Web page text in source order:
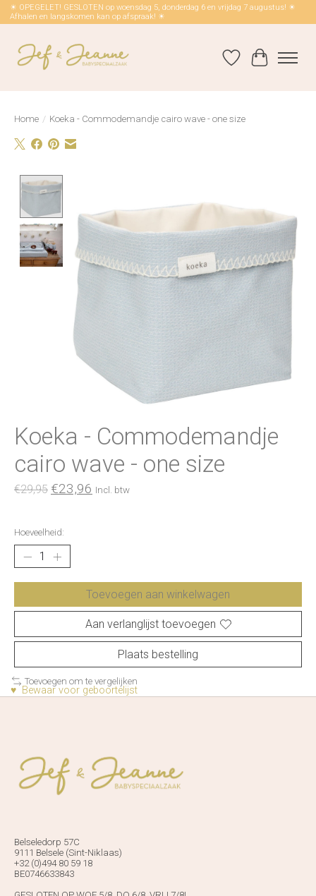
☀ OPEGELET! GESLOTEN op woensdag 5, donderdag 6 en vrijdag 7 augustus! ☀
Afhalen en langskomen kan op afspraak! ☀
Verlanglijst
Home / Koeka - Commodemandje cairo wave - one size
Koeka - Commodemandje
cairo wave - one size
€29,95 €23,96 Incl. btw
Hoeveelheid:
Toevoegen aan winkelwagen
Aan verlanglijst toevoegen
Plaats bestelling
Toevoegen om te vergelijken
♥ Bewaar voor geboortelijst
Belseledorp 57C
9111 Belsele (Sint-Niklaas)
+32 (0)494 80 59 18
BE0746633843